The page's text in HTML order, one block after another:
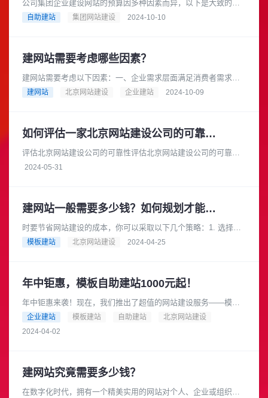
公司集团企业建设网站的预算因多种因素而异，以下是大致的预
算范围：基础型网站预算范围：如果选择模板建站，费用可能在
自助建站 集团网站建设 2024-10-10
建网站需要考虑哪些因素？
建网站需要考虑以下因素：一、企业需求层面满足消费者需求：
在互联网时代，消费者在产品研究、查询地点和营业时间等方面
建网站 北京网站建设 企业建站 2024-10-09
如何评估一家北京网站建设公司的可靠性和安全性
评估北京网站建设公司的可靠性评估北京网站建设公司的可靠性
时，您可以从以下几个方面进行考察：项目经验：查看公司的官
2024-05-31
建网站一般需要多少钱？如何规划才能节省成本？
时要节省网站建设的成本，你可以采取以下几个策略：1. 选择合
适的网站类型根据你的业务需求和预算，选择适合你的网站类
模板建站 北京网站建设 2024-04-25
年中钜惠，模板自助建站1000元起！
年中钜惠来袭！现在，我们推出了超值的网站建设服务——模板
自助建站，只需1000元起！是的，你没有听错，只要1000元，就
可以拥有一个专业的网......
企业建站 模板建站 自助建站
北京网站建设
2024-04-02
建网站究竟需要多少钱？
在数字化时代，拥有一个精美实用的网站对个人、企业或组织来